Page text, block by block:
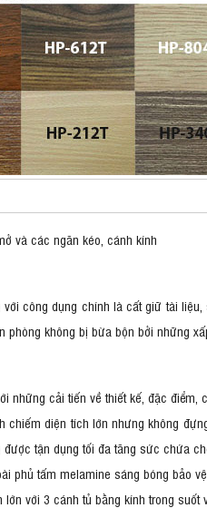
và các ngăn kéo, cánh kính
công dụng chính là cất giữ tài
không bị bừa bộn bởi những
những cải tiến về thiết kế, đặc
diện tích lớn nhưng không
tận dụng tối đa tăng sức chứa
phủ tấm melamine sáng bóng bảo
với 3 cánh tủ bằng kính trong